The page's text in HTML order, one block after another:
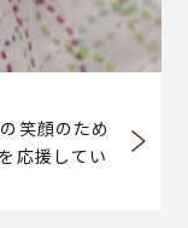
笑顔のため
応援してい